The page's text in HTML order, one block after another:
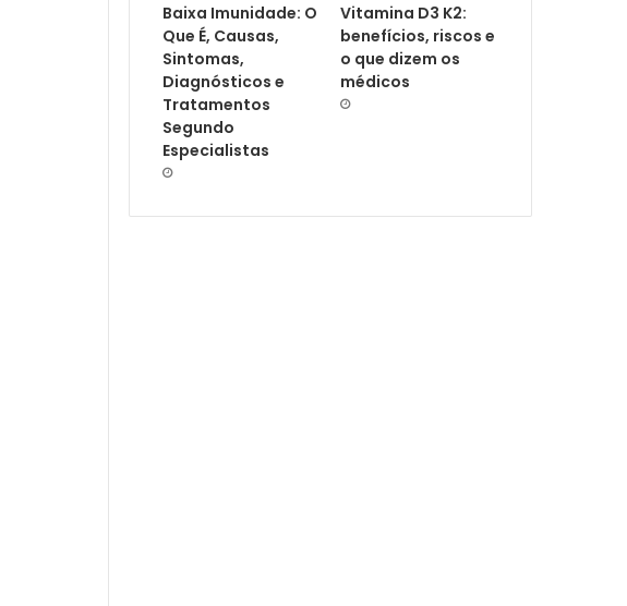
Baixa Imunidade: O
Que É, Causas,
Sintomas,
Diagnósticos e
Tratamentos
Segundo
Especialistas
Vitamina D3 K2:
benefícios, riscos e
o que dizem os
médicos